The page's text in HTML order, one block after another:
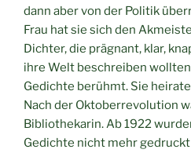
dann aber von der Politik
Frau hat sie sich den
Dichter, die prägnant, klar,
ihre Welt beschreiben
Gedichte berühmt. Sie
Nach der Oktoberrevolution
Bibliothekarin. Ab 1922
Gedichte nicht mehr